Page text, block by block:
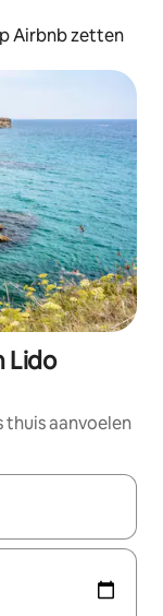
Airbnb zetten
Lido
aanvoelen
je een keuze